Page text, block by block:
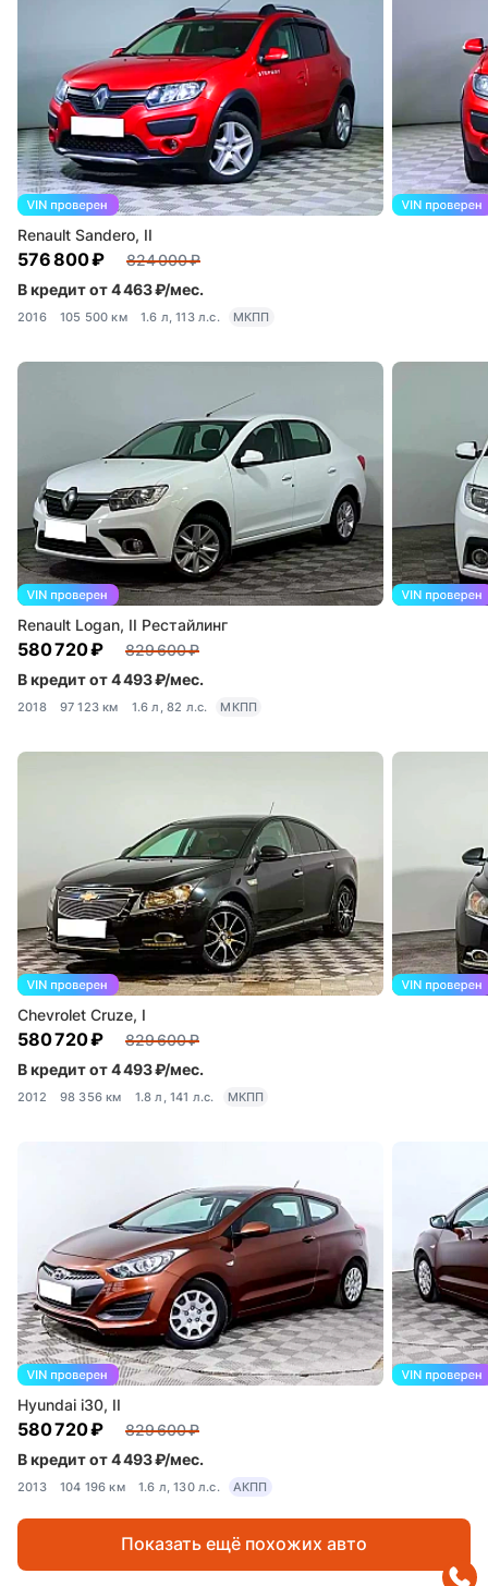
Renault Sandero, II
576 800 ₽
824 000 ₽
В кредит от 4 463 ₽/мес.
2016 105 500 км 1.6 л, 113 л.с. МКПП
Renault Logan, II Рестайлинг
580 720 ₽
829 600 ₽
В кредит от 4 493 ₽/мес.
2018 97 123 км 1.6 л, 82 л.с. МКПП
Chevrolet Cruze, I
580 720 ₽
829 600 ₽
В кредит от 4 493 ₽/мес.
2012 98 356 км 1.8 л, 141 л.с. МКПП
Hyundai i30, II
580 720 ₽
829 600 ₽
В кредит от 4 493 ₽/мес.
2013 104 196 км 1.6 л, 130 л.с. АКПП
Показать ещё похожих авто